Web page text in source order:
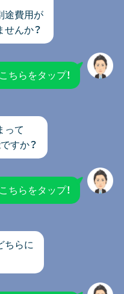
途費用が
せんか？
ちらをタップ！
って
すか？
ちらをタップ！
ちらに